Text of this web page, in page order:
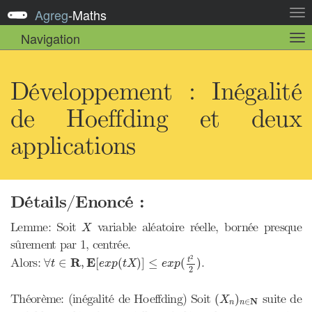
la
Agreg-Maths
Navigation
la
Développement : Inégalité
de Hoeffding et deux
applications
Détails/Enoncé :
Lemme: SoitX
Xvariable aléatoire réelle, bornée presque
sûrement par 1, centrée.
Alors:∀t ∈ R,E[exp(tX)] ≤ exp( t2
2 )
∈ E ex tX ]≤ 2 )
.
Théorème: (inégalité de Hoeffding) Soit (Xn)n∈N
( Xn)
suite de